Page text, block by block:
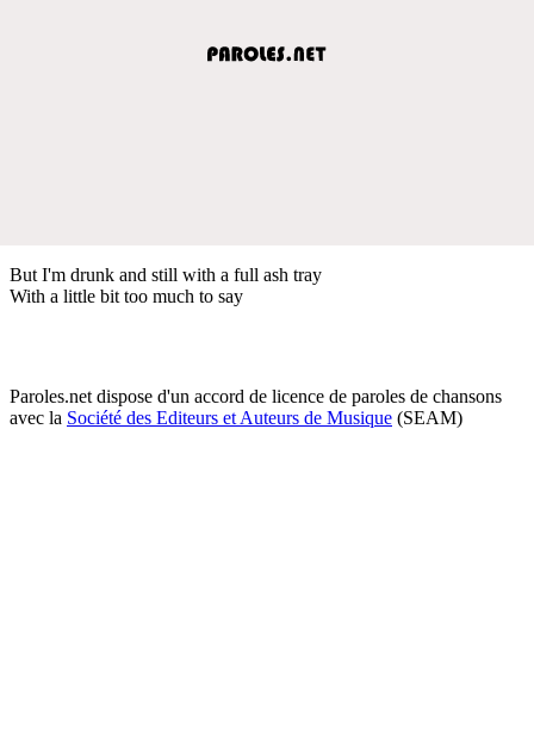
But I'm drunk and still with a full ash tray
With a little bit too much to say
Paroles.net dispose d'un accord de licence de paroles de chansons
avec la Société des Editeurs et Auteurs de Musique (SEAM)